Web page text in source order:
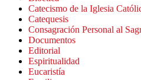
Catecismo de la Iglesia
Catequesis
Consagración Personal al
Documentos
Editorial
Espiritualidad
Eucaristía